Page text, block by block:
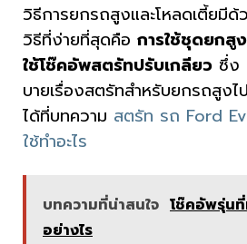
วิธีการยกรถสูงและโหลดเตี้ยมี
วิธีที่ง่ายที่สุดคือ การใช้ชุดยกสู
ใช้โช๊คอัพสตรัทปรับเกลียว ซึ่ง
บายเรื่องสตรัทสำหรับยกรถสูง
ได้ที่บทความ สตรัท รถ Ford
ใช้ทำอะไร
บทความที่น่าสนใจ โช๊คอัพรุ่น
อย่างไร